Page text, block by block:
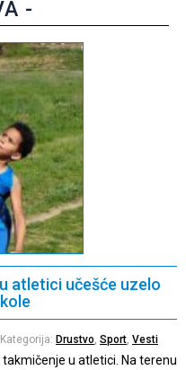
-
atletici učešće uzelo
Drustvo, Sport, Vesti
u atletici. Na terenu